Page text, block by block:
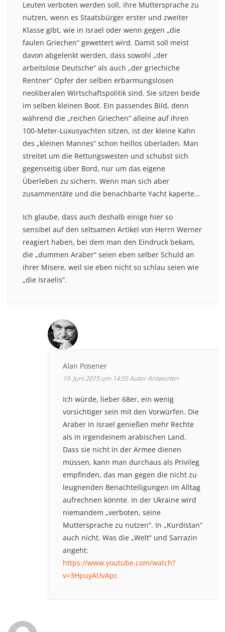
Leuten verboten werden soll, ihre Muttersprache zu
nutzen, wenn es Staatsbürger erster und zweiter
Klasse gibt, wie in Israel oder wenn gegen „die
faulen Griechen“ gewettert wird. Damit soll meist
davon abgelenkt werden, dass sowohl „der
arbeitslose Deutsche“ als auch „der griechiche
Rentner“ Opfer der selben erbarmungslosen
neoliberalen Wirtschaftspolitik sind. Sie sitzen beide
im selben kleinen Boot. Ein passendes Bild, denn
während die „reichen Griechen“ alleine auf ihren
100-Meter-Luxusyachten sitzen, ist der kleine Kahn
des „kleinen Mannes“ schon heillos überladen. Man
streitet um die Rettungswesten und schubst sich
gegenseitig über Bord, nur um das eigene
Überleben zu sichern. Wenn man sich aber
zusammentäte und die benachbarte Yacht kaperte…
Ich glaube, dass auch deshalb einige hier so
sensibel auf den seltsamen Artikel von Herrn Werner
reagiert haben, bei dem man den Eindruck bekam,
die „dummen Araber“ seien eben selber Schuld an
ihrer Misere, weil sie eben nicht so schlau seien wie
„die Israelis“.
Alan Posener
19. Juni 2015 um 14:55AutorAntworten
Ich würde, lieber 68er, ein wenig
vorsichtiger sein mit den Vorwürfen. Die
Araber in Israel genießen mehr Rechte
als in irgendeinem arabischen Land.
Dass sie nicht in der Armee dienen
müssen, kann man durchaus als Privileg
empfinden, das man gegen die nicht zu
leugnenden Benachteiligungen im Alltag
aufrechnen könnte. In der Ukraine wird
niemandem „verboten, seine
Muttersprache zu nutzen“. In „Kurdistan“
auch nicht. Was die „Welt“ und Sarrazin
angeht:
https://www.youtube.com/watch?
v=3HpuyAUvApc